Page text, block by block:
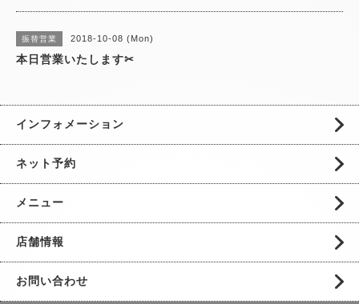
振替営業 2018-10-08 (Mon)
本日営業いたします✂︎
インフォメーション
ネット予約
メニュー
店舗情報
お問い合わせ